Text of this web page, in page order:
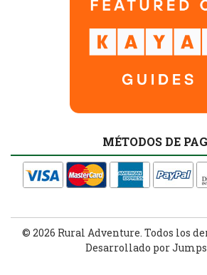
MÉTODOS DE
© 2026 Rural Adventure. Todos los
Desarrollado por